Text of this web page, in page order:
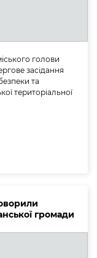
голови
засідання
та
територіальної
громади